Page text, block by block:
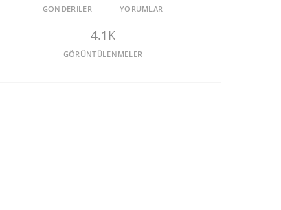
GÖNDERILER YORUMLAR
4.1K
GÖRÜNTÜLENMELER